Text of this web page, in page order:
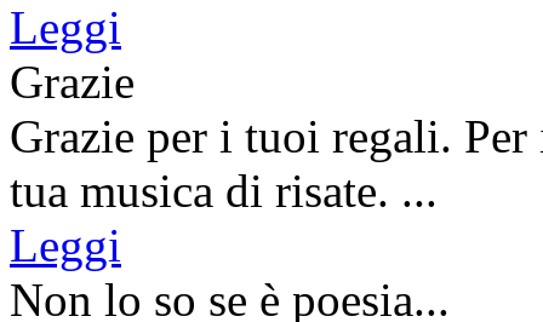
Leggi
Grazie
Grazie per i tuoi regali.
tua musica di risate. ...
Leggi
Non lo so se è poesia...